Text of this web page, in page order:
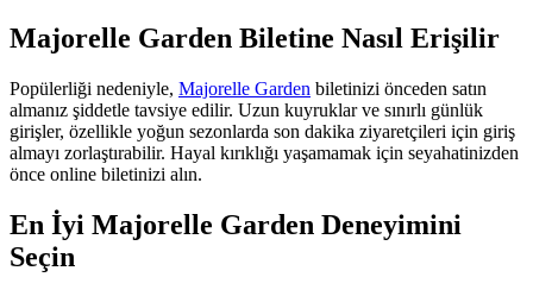
Majorelle Garden Biletine Nasıl Erişilir
Popülerliği nedeniyle, Majorelle Garden biletinizi önceden satın
almanız şiddetle tavsiye edilir. Uzun kuyruklar ve sınırlı günlük
girişler, özellikle yoğun sezonlarda son dakika ziyaretçileri için giriş
almayı zorlaştırabilir. Hayal kırıklığı yaşamamak için seyahatinizden
önce online biletinizi alın.
En İyi Majorelle Garden Deneyimini
Seçin